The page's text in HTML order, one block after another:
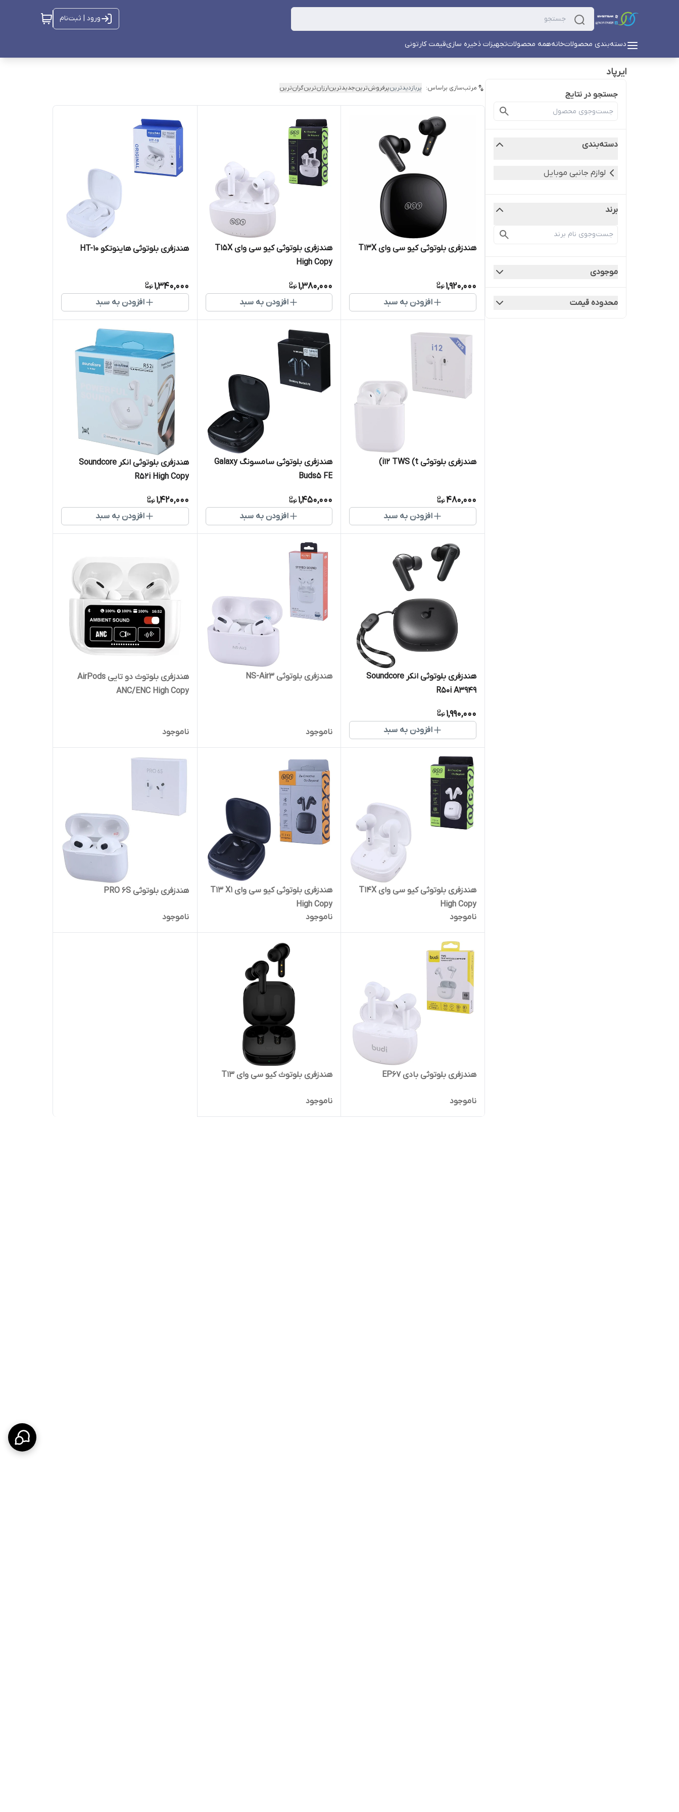
ورود | ثبت‌نام
دسته‌بندی محصولاتخانههمه محصولاتتجهیزات ذخیره سازیقیمت کارتونی
ایرپاد
جستجو در نتایج
دسته‌بندی
لوازم جانبی موبایل
برند
موجودی
محدوده قیمت
مرتب‌سازی براساس: پربازدیدترینپرفروش‌ترینجدیدترینارزان‌ترینگران‌ترین
هندزفری بلوتوثی کیو سی وای T13X
1,920,000
افزودن به سبد
هندزفری بلوتوثی کیو سی وای T15X
High Copy
1,380,000
افزودن به سبد
هندزفری بلوتوثی هاینوتکو HT-10
1,340,000
افزودن به سبد
هندزفری بلوتوثی i12 TWS (t)
480,000
افزودن به سبد
هندزفری بلوتوثی سامسونگ Galaxy
Buds5 FE
1,450,000
افزودن به سبد
هندزفری بلوتوثی انکر Soundcore
R52i High Copy
1,420,000
افزودن به سبد
هندزفری بلوتوثی انکر Soundcore
R50i A3949
1,990,000
افزودن به سبد
هندزفری بلوتوثی NS-Air3
ناموجود
هندزفری بلوتوث دو تایی AirPods
ANC/ENC High Copy
ناموجود
هندزفری بلوتوثی کیو سی وای T14X
High Copy
ناموجود
هندزفری بلوتوثی کیو سی وای T13 X1
High Copy
ناموجود
هندزفری بلوتوثی PRO 6S
ناموجود
هندزفری بلوتوثی بادی EP67
ناموجود
هندزفری بلوتوث کیو سی وای T13
ناموجود